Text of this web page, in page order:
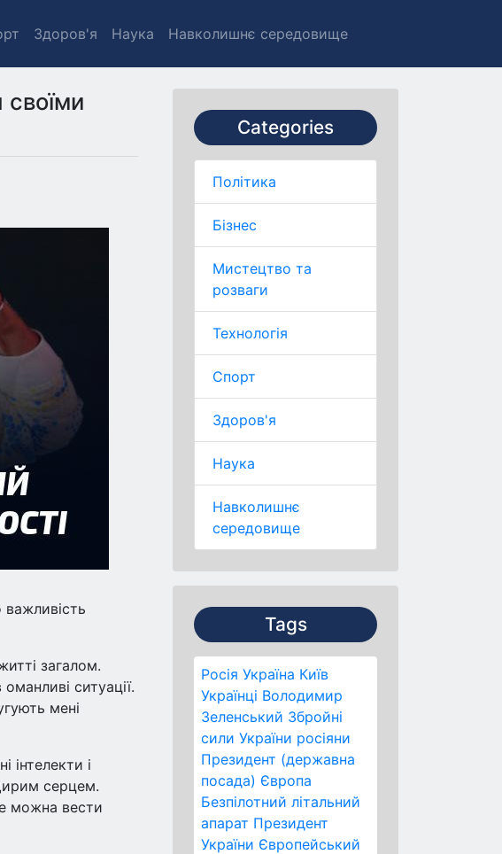
Здоров'я Наука Навколишнє середовище
Categories
Політика
Бізнес
Мистецтво та
розваги
Технологія
Спорт
Здоров'я
Наука
Навколишнє
середовище
Tags
Росія Україна Київ
Українці Володимир
Зеленський Збройні
сили України росіяни
Президент (державна
посада) Європа
Безпілотний літальний
апарат Президент
України Європейський
важливість
загалом.
ситуації.
мені
інтелекти і
серцем.
можна вести